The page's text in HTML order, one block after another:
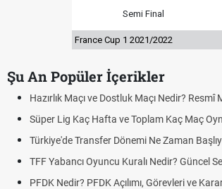
Semi Final
France Cup 1 2021/2022
Şu An Popüler İçerikler
ve Dostluk Maçı Nedir? Resmî Maçlardan
Hafta ve Toplam Kaç Maç Oynanır?
Transfer Dönemi Ne Zaman Başlıyor ve Bitiyor?
Oyuncu Kuralı Nedir? Güncel Sezonda Nasıl
PFDK Açılımı, Görevleri ve Karar Süreci